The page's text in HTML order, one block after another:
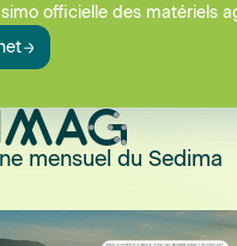
officielle des matériels
mensuel du Sedima